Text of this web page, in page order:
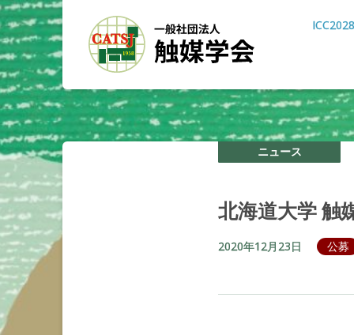
ニュース
北海道大学触
2020年12月23日 公募